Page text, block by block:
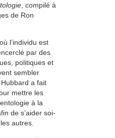
, compilé à
de Ron
l’individu est
par des
politiques et
sembler
a fait
mettre les
à la
de s’aider soi-
autres.